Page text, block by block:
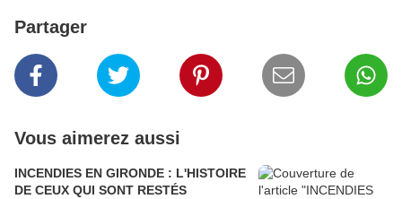
Partager
Vous aimerez aussi
INCENDIES EN GIRONDE : L'HISTOIRE
DE CEUX QUI SONT RESTÉS